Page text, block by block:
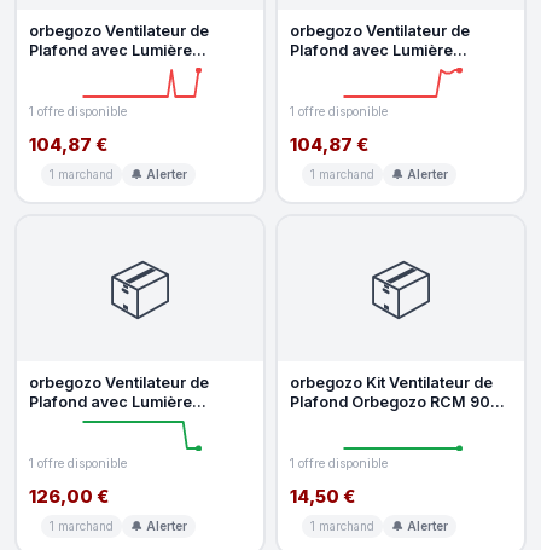
orbegozo Ventilateur de
Plafond avec Lumière
Orbegozo CP 128105 40W
1 offre disponible
104,87 €
1 marchand 🔔 Alerter
orbegozo Ventilateur de
Plafond avec Lumière
Orbegozo CP 129120 40W
1 offre disponible
104,87 €
1 marchand 🔔 Alerter
📦
orbegozo Ventilateur de
Plafond avec Lumière
Orbegozo CP 132120 40W
1 offre disponible
126,00 €
1 marchand 🔔 Alerter
📦
orbegozo Kit Ventilateur de
Plafond Orbegozo RCM 9000
1 offre disponible
14,50 €
1 marchand 🔔 Alerter